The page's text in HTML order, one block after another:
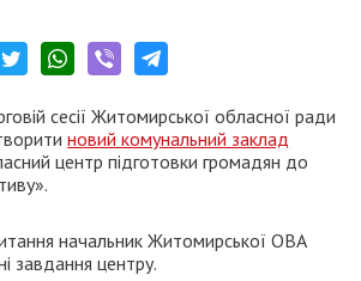
сесії Житомирської обласної ради
новий комунальний заклад
центр підготовки громадян до
начальник Житомирської ОВА
завдання центру.